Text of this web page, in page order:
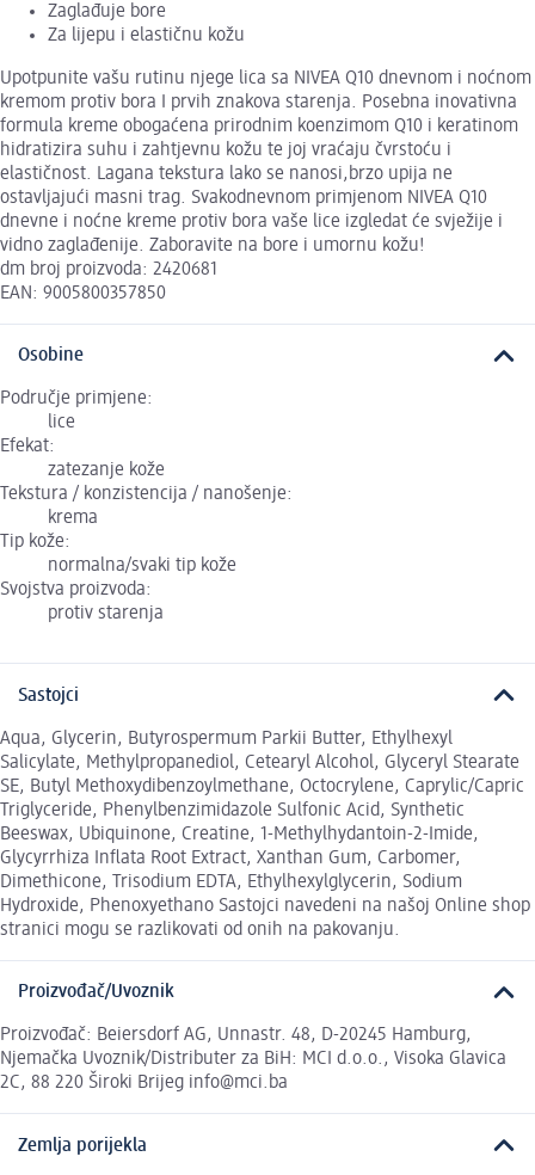
Zaglađuje bore
Za lijepu i elastičnu kožu
Upotpunite vašu rutinu njege lica sa NIVEA Q10 dnevnom i noćnom
kremom protiv bora I prvih znakova starenja. Posebna inovativna
formula kreme obogaćena prirodnim koenzimom Q10 i keratinom
hidratizira suhu i zahtjevnu kožu te joj vraćaju čvrstoću i
elastičnost. Lagana tekstura lako se nanosi,brzo upija ne
ostavljajući masni trag. Svakodnevnom primjenom NIVEA Q10
dnevne i noćne kreme protiv bora vaše lice izgledat će svježije i
vidno zaglađenije. Zaboravite na bore i umornu kožu!
dm broj proizvoda: 2420681
EAN: 9005800357850
Osobine
Područje primjene:
lice
Efekat:
zatezanje kože
Tekstura / konzistencija / nanošenje:
krema
Tip kože:
normalna/svaki tip kože
Svojstva proizvoda:
protiv starenja
Sastojci
Aqua, Glycerin, Butyrospermum Parkii Butter, Ethylhexyl
Salicylate, Methylpropanediol, Cetearyl Alcohol, Glyceryl Stearate
SE, Butyl Methoxydibenzoylmethane, Octocrylene, Caprylic/Capric
Triglyceride, Phenylbenzimidazole Sulfonic Acid, Synthetic
Beeswax, Ubiquinone, Creatine, 1-Methylhydantoin-2-Imide,
Glycyrrhiza Inflata Root Extract, Xanthan Gum, Carbomer,
Dimethicone, Trisodium EDTA, Ethylhexylglycerin, Sodium
Hydroxide, Phenoxyethano Sastojci navedeni na našoj Online shop
stranici mogu se razlikovati od onih na pakovanju.
Proizvođač/Uvoznik
Proizvođač: Beiersdorf AG, Unnastr. 48, D-20245 Hamburg,
Njemačka Uvoznik/Distributer za BiH: MCI d.o.o., Visoka Glavica
2C, 88 220 Široki Brijeg info@mci.ba
Zemlja porijekla